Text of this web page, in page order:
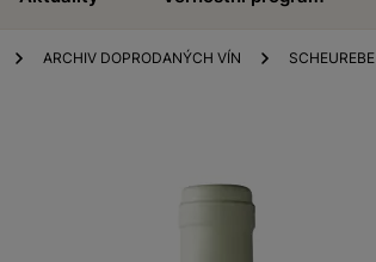
ARCHIV DOPRODANÝCH VÍN SCHEUREBE